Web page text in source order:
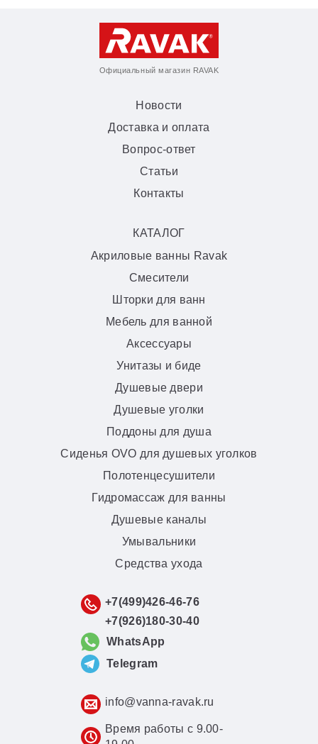
Официальный магазин RAVAK
Новости
Доставка и оплата
Вопрос-ответ
Статьи
Контакты
КАТАЛОГ
Акриловые ванны Ravak
Смесители
Шторки для ванн
Мебель для ванной
Аксессуары
Унитазы и биде
Душевые двери
Душевые уголки
Поддоны для душа
Сиденья OVO для душевых уголков
Полотенцесушители
Гидромассаж для ванны
Душевые каналы
Умывальники
Средства ухода
+7(499)426-46-76
+7(926)180-30-40
WhatsApp
Telegram
info@vanna-ravak.ru
Время работы с 9.00-